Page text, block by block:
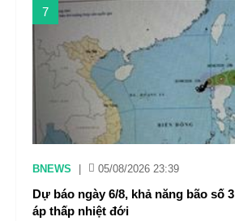
7
BNEWS 05/08/2026 23:39
Dự báo ngày 6/8, khả năng bão số
áp thấp nhiệt đới